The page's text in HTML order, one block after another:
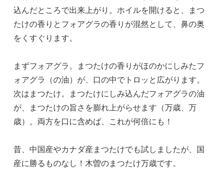
込んだところで出来上がり。ホイルを開けると、まつ
たけの香りとフォアグラの香りが混然として、鼻の奥
をくすぐります。
まずフォアグラ。まつたけの香りがほのかにしみたフ
ォアグラ（の油）が、口の中でトロッと広がります。
次はまつたけ。まつたけにしみ込んだフォアグラの油
が、まつたけの旨さを膨れ上がらせます（万歳、万
歳）。両方を口に含めば、これが何倍にも！
昔、中国産やカナダ産まつたけでも試しましたが、国
産に勝るものなし！木曽のまつたけ万歳です。